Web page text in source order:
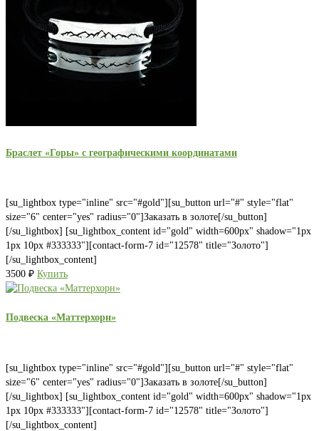
Браслет «Горы» с географическими координатами
[su_lightbox type="inline" src="#gold"][su_button url="#" style="flat"
size="6" center="yes" radius="0"]Заказать в золоте[/su_button]
[/su_lightbox] [su_lightbox_content id="gold" width=600px" shadow="1px
1px 10px #333333"][contact-form-7 id="12578" title="Золото"]
[/su_lightbox_content]
3500 ₽ Купить
Подвеска «Маттерхорн»
[su_lightbox type="inline" src="#gold"][su_button url="#" style="flat"
size="6" center="yes" radius="0"]Заказать в золоте[/su_button]
[/su_lightbox] [su_lightbox_content id="gold" width=600px" shadow="1px
1px 10px #333333"][contact-form-7 id="12578" title="Золото"]
[/su_lightbox_content]